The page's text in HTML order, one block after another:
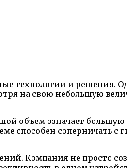
технологии и решения.
на свою небольшую
объем означает
способен соперничать с
Компания не просто